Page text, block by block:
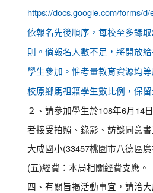
https://docs.google.com/forms/
依報名先後順序，每校至多錄
則。倘報名人數不足，將開放
學生參加。惟考量教育資源均
校原鄉馬祖籍學生數比例，保留
２、請參加學生於108年6月14
者接受拍照、錄影、訪談同意
大成國小(33457桃園市八德區
(五)經費：本局相關經費支應。
四、有關旨揭活動事宜，請洽